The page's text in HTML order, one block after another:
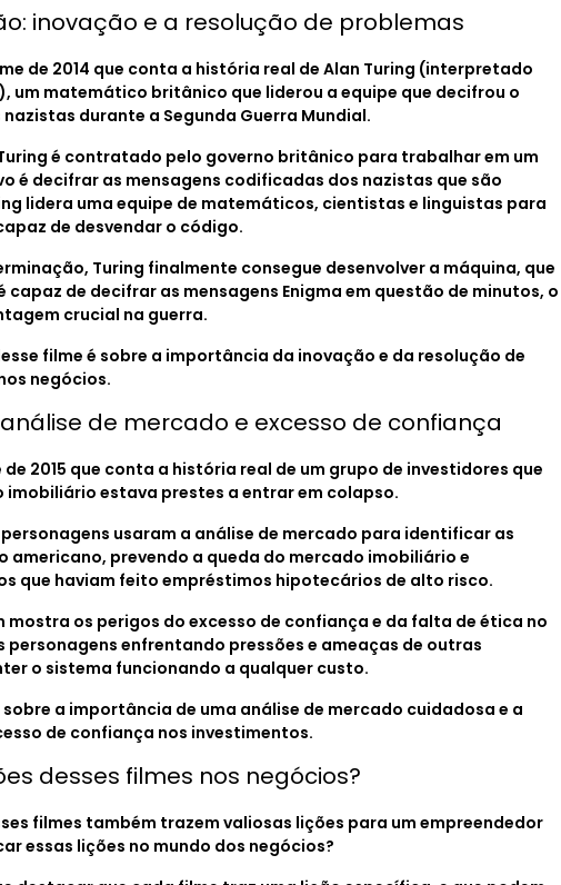
inovação e a resolução de problemas
de 2014 que conta a história real de Alan Turing (interpretado
um matemático britânico que liderou a equipe que decifrou o
durante a Segunda Guerra Mundial.
é contratado pelo governo britânico para trabalhar em um
é decifrar as mensagens codificadas dos nazistas que são
lidera uma equipe de matemáticos, cientistas e linguistas para
de desvendar o código.
Turing finalmente consegue desenvolver a máquina, que
capaz de decifrar as mensagens Enigma em questão de minutos, o
crucial na guerra.
filme é sobre a importância da inovação e da resolução de
negócios.
de mercado e excesso de confiança
2015 que conta a história real de um grupo de investidores que
imobiliário estava prestes a entrar em colapso.
usaram a análise de mercado para identificar as
americano, prevendo a queda do mercado imobiliário e
que haviam feito empréstimos hipotecários de alto risco.
mostra os perigos do excesso de confiança e da falta de ética no
personagens enfrentando pressões e ameaças de outras
o sistema funcionando a qualquer custo.
a importância de uma análise de mercado cuidadosa e a
de confiança nos investimentos.
desses filmes nos negócios?
filmes também trazem valiosas lições para um empreendedor
essas lições no mundo dos negócios?